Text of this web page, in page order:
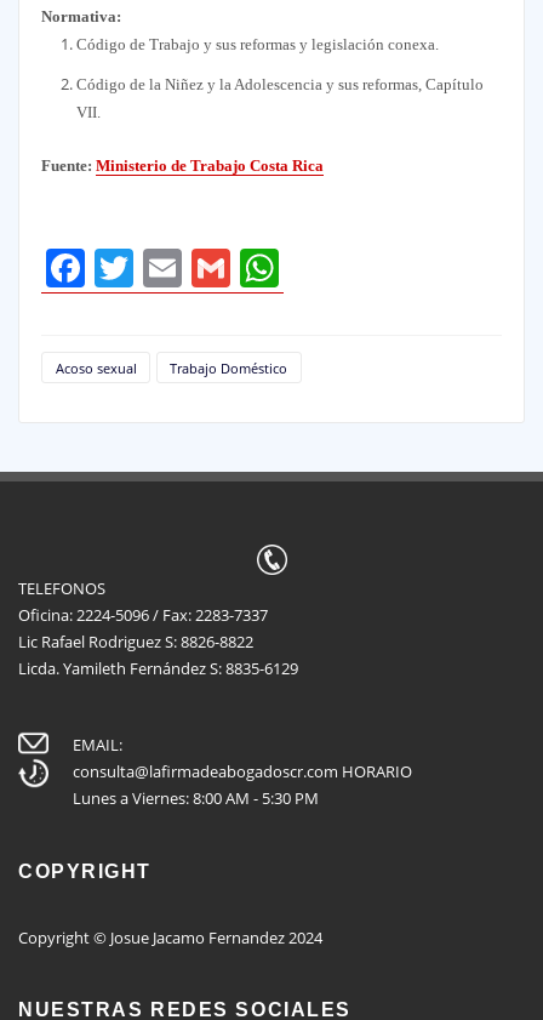
Normativa:
Código de Trabajo y sus reformas y legislación conexa.
Código de la Niñez y la Adolescencia y sus reformas, Capítulo
VII.
Fuente: Ministerio de Trabajo Costa Rica
Facebook
Twitter
Email
GmailWhatsApp
Acoso sexual Trabajo Doméstico
TELEFONOS
Oficina: 2224-5096 / Fax: 2283-7337
Lic Rafael Rodriguez S: 8826-8822
Licda. Yamileth Fernández S: 8835-6129
EMAIL:
consulta@lafirmadeabogadoscr.com HORARIO
Lunes a Viernes: 8:00 AM - 5:30 PM
COPYRIGHT
Copyright © Josue Jacamo Fernandez 2024
NUESTRAS REDES SOCIALES